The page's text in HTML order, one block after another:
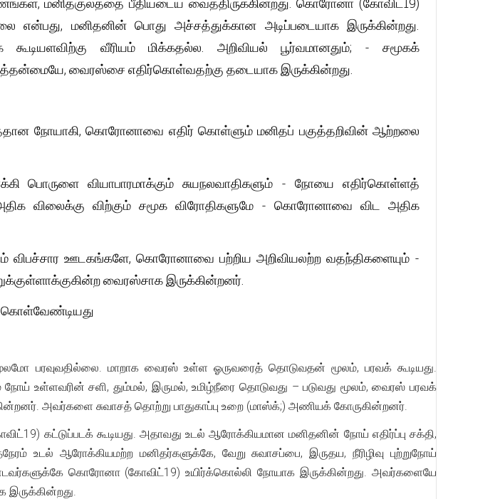
மனிதனின் பொது அச்சத்துக்கான அடிப்படையாக இருக்கின்றது.
வீரியம் மிக்கதல்ல. அறிவியல் பூர்வமானதும்; - சமூகக்
வைரஸ்சை எதிர்கொள்வதற்கு தடையாக இருக்கின்றது.
நோயாகி, கொரோனாவை எதிர் கொள்ளும் மனிதப் பகுத்தறிவின் ஆற்றலை
பொருளை வியாபாரமாக்கும் சுயநலவாதிகளும் - நோயை எதிர்கொள்ளத்
விலைக்கு விற்கும் சமூக விரோதிகளுமே - கொரோனாவை விட அதிக
விபச்சார ஊடகங்களே, கொரோனாவை பற்றிய அறிவியலற்ற வதந்திகளையும் -
வைரஸ்சாக இருக்கின்றனர்.
கொள்வேண்டியது
பரவுவதில்லை. மாறாக வைரஸ் உள்ள ஓருவரைத் தொடுவதன் மூலம், பரவக் கூடியது.
உள்ளவரின் சளி, தும்மல், இருமல், உமிழ்நீரை தொடுவது – படுவது மூலம், வைரஸ் பரவக்
அவர்களை சுவாசத் தொற்று பாதுகாப்பு உறை (மாஸ்க்;) அணியக் கோருகின்றனர்.
கட்டுப்படக் கூடியது. அதாவது உடல் ஆரோக்கியமான மனிதனின் நோய் எதிர்ப்பு சக்தி,
உடல் ஆரோக்கியமற்ற மனிதர்களுக்கே, வேறு சுவாசப்பை, இருதய, நீரிழிவு புற்றுநோய்
கொரோனா (கோவிட்19) உயிர்க்கொல்லி நோயாக இருக்கின்றது. அவர்களையே
இருக்கின்றது.